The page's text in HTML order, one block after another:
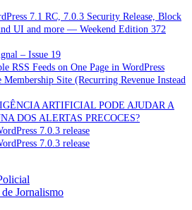
7.1 RC, 7.0.3 Security Release, Block
UI and more — Weekend Edition 372
– Issue 19
RSS Feeds on One Page in WordPress
Site (Recurring Revenue Instead
ARTIFICIAL PODE AJUDAR A
DOS ALERTAS PRECOCES?
7.0.3 release
7.0.3 release
Jornalismo